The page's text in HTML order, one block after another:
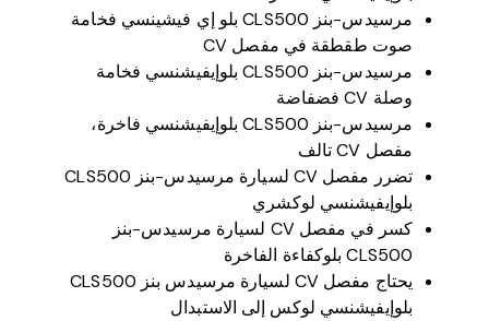
مرسيدس-بنز CLS500 بلو إي فيشينسي فخامة
صوت طقطقة في مفصل CV
مرسيدس-بنز CLS500 بلوإيفيشنسي فخامة
وصلة CV فضفاضة
مرسيدس-بنز CLS500 بلوإيفيشنسي فاخرة،
مفصل CV تالف
تضرر مفصل CV لسيارة مرسيدس-بنز CLS500
بلوإيفيشنسي لوكشري
كسر في مفصل CV لسيارة مرسيدس-بنز
CLS500 بلوكفاءة الفاخرة
يحتاج مفصل CV لسيارة مرسيدس بنز CLS500
بلوإيفيشنسي لوكس إلى الاستبدال